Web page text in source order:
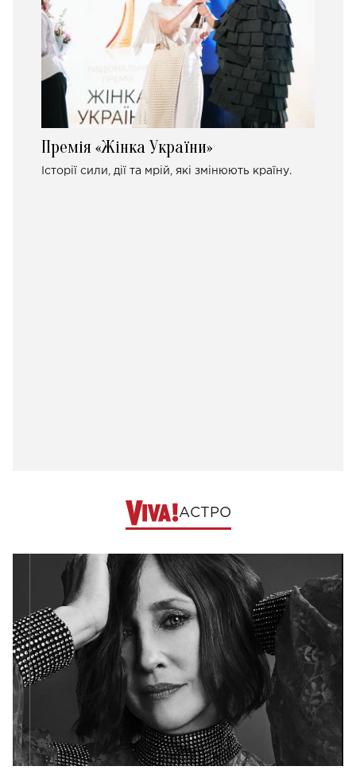
Премія «Жінка України»
Історії сили, дії та мрій, які змінюють країну.
АСТРО